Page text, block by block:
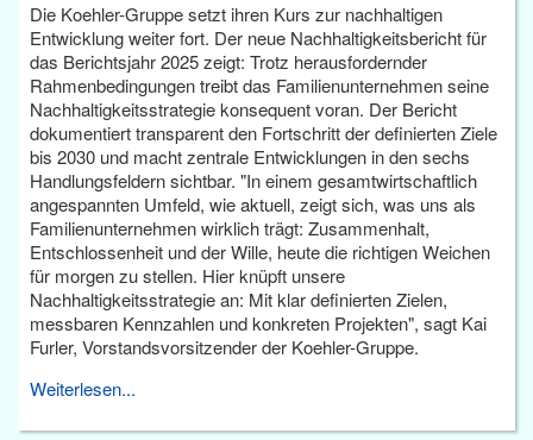
Die Koehler-Gruppe setzt ihren Kurs zur nachhaltigen
Entwicklung weiter fort. Der neue Nachhaltigkeitsbericht für
das Berichtsjahr 2025 zeigt: Trotz herausfordernder
Rahmenbedingungen treibt das Familienunternehmen seine
Nachhaltigkeitsstrategie konsequent voran. Der Bericht
dokumentiert transparent den Fortschritt der definierten Ziele
bis 2030 und macht zentrale Entwicklungen in den sechs
Handlungsfeldern sichtbar. "In einem gesamtwirtschaftlich
angespannten Umfeld, wie aktuell, zeigt sich, was uns als
Familienunternehmen wirklich trägt: Zusammenhalt,
Entschlossenheit und der Wille, heute die richtigen Weichen
für morgen zu stellen. Hier knüpft unsere
Nachhaltigkeitsstrategie an: Mit klar definierten Zielen,
messbaren Kennzahlen und konkreten Projekten", sagt Kai
Furler, Vorstandsvorsitzender der Koehler-Gruppe.
Weiterlesen...